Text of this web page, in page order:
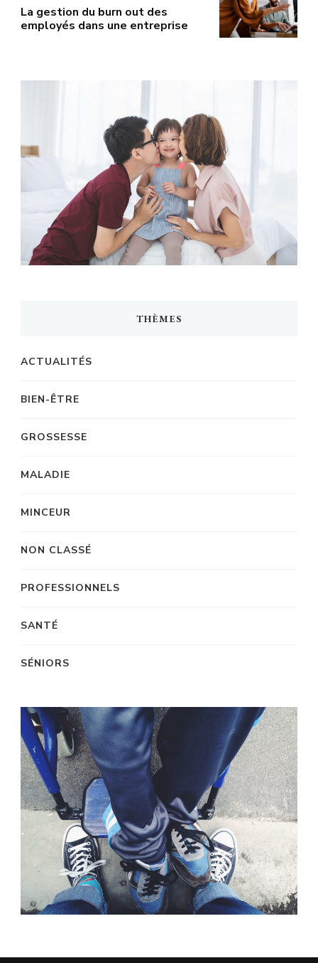
La gestion du burn out des
employés dans une entreprise
THÈMES
ACTUALITÉS
BIEN-ÊTRE
GROSSESSE
MALADIE
MINCEUR
NON CLASSÉ
PROFESSIONNELS
SANTÉ
SÉNIORS